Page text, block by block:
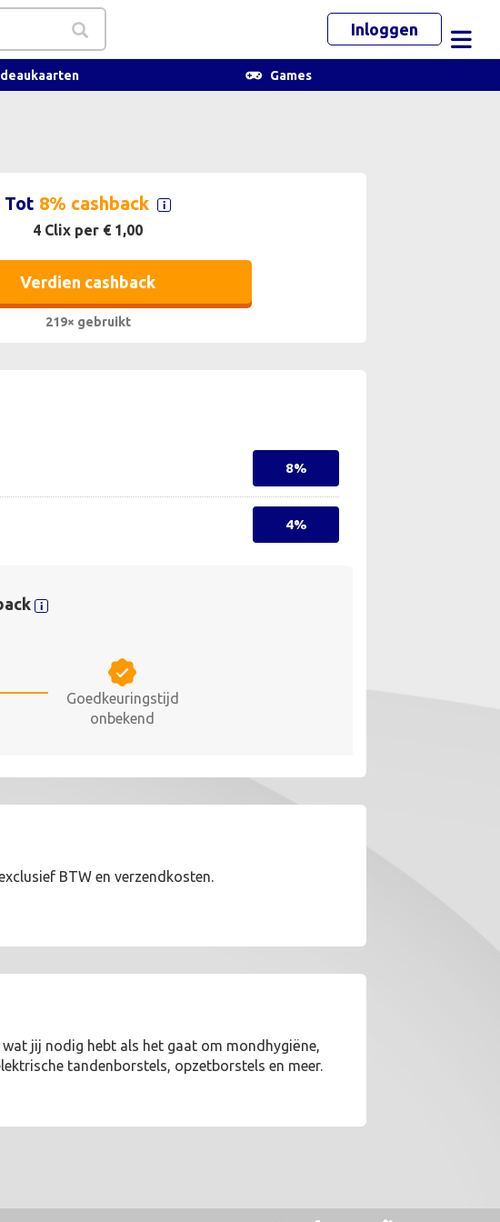
Inloggen
Games
Tot 8% cashback
4 Clix per € 1,00
Verdien cashback
219× gebruikt
8%
4%
Goedkeuringstijd
onbekend
BTW en verzendkosten.
jij nodig hebt als het gaat om mondhygiëne,
tandenborstels, opzetborstels en meer.